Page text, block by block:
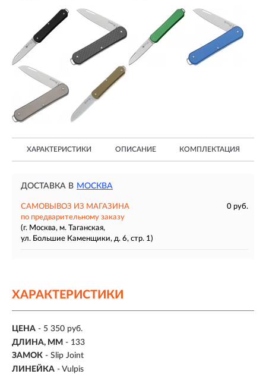
ХАРАКТЕРИСТИКИ ОПИСАНИЕ КОМПЛЕКТАЦИЯ
ДОСТАВКА В МОСКВА
САМОВЫВОЗ ИЗ МАГАЗИНА
0 руб.
по предварительному заказу
(г. Москва, м. Таганская,
ул. Большие Каменщики, д. 6, стр. 1)
ХАРАКТЕРИСТИКИ
ЦЕНА - 5 350 руб.
ДЛИНА, ММ - 133
ЗАМОК - Slip Joint
ЛИНЕЙКА - Vulpis